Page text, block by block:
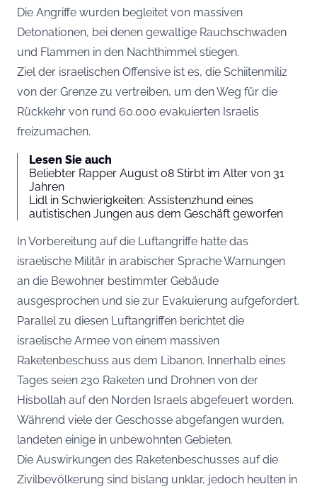
Die Angriffe wurden begleitet von massiven
Detonationen, bei denen gewaltige Rauchschwaden
und Flammen in den Nachthimmel stiegen.
Ziel der israelischen Offensive ist es, die Schiitenmiliz
von der Grenze zu vertreiben, um den Weg für die
Rückkehr von rund 60.000 evakuierten Israelis
freizumachen.
Lesen Sie auch
Beliebter Rapper August 08 Stirbt im Alter von 31
Jahren
Lidl in Schwierigkeiten: Assistenzhund eines
autistischen Jungen aus dem Geschäft geworfen
In Vorbereitung auf die Luftangriffe hatte das
israelische Militär in arabischer Sprache Warnungen
an die Bewohner bestimmter Gebäude
ausgesprochen und sie zur Evakuierung aufgefordert.
Parallel zu diesen Luftangriffen berichtet die
israelische Armee von einem massiven
Raketenbeschuss aus dem Libanon. Innerhalb eines
Tages seien 230 Raketen und Drohnen von der
Hisbollah auf den Norden Israels abgefeuert worden.
Während viele der Geschosse abgefangen wurden,
landeten einige in unbewohnten Gebieten.
Die Auswirkungen des Raketenbeschusses auf die
Zivilbevölkerung sind bislang unklar, jedoch heulten in